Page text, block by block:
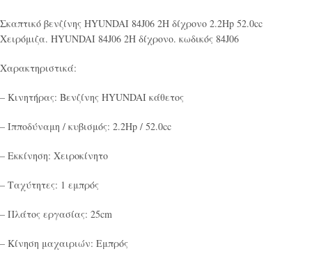
Σκαπτικό βενζίνης HYUNDAI 84J06 2H δίχρονο 2.2Hp 52.0cc
Χειρόμιζα. HYUNDAI 84J06 2H δίχρονο. κωδικός 84J06
Χαρακτηριστικά:
– Κινητήρας: Βενζίνης ΗYUNDAI κάθετος
– Ιπποδύναμη / κυβισμός: 2.2Hp / 52.0cc
– Εκκίνηση: Χειροκίνητο
– Ταχύτητες: 1 εμπρός
– Πλάτος εργασίας: 25cm
– Κίνηση μαχαιριών: Εμπρός